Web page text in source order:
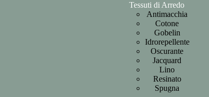
Tessuti di Arredo
Antimacchia
Cotone
Gobelin
Idrorepellente
Oscurante
Jacquard
Lino
Resinato
Spugna